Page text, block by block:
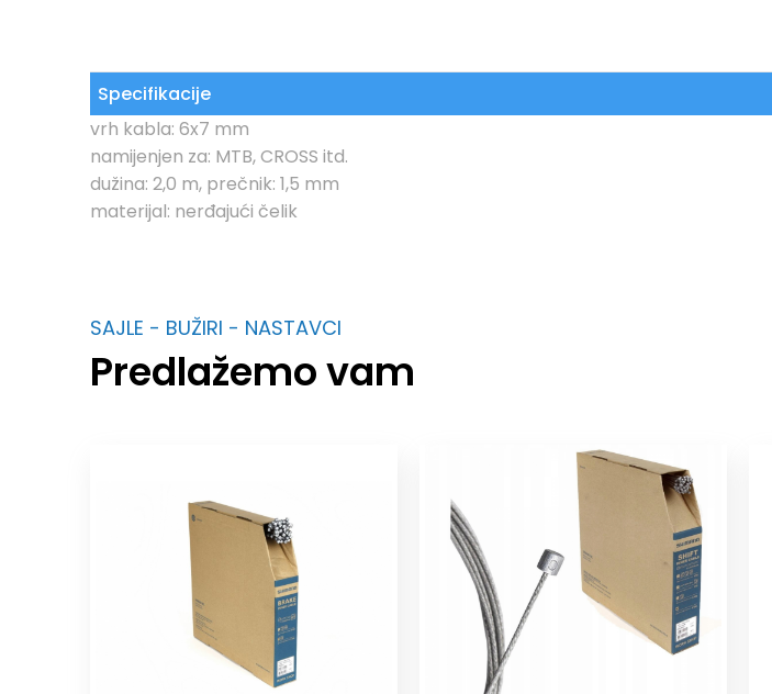
Specifikacije
vrh kabla: 6x7 mm
namijenjen za: MTB, CROSS itd.
dužina: 2,0 m, prečnik: 1,5 mm
materijal: nerđajući čelik
SAJLE - BUŽIRI - NASTAVCI
Predlažemo vam